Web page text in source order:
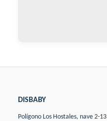
DISBABY
Polígono Los Hostales, nave 2-13